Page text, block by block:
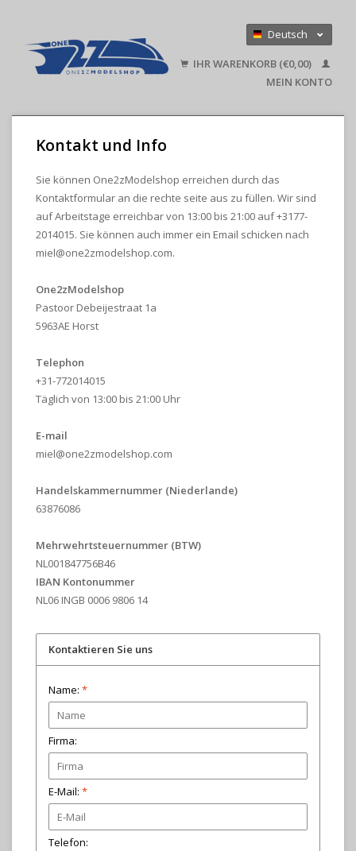
Deutsch
English
IHR WARENKORB (€0,00)
MEIN KONTO
Kontakt und Info
Sie können One2zModelshop erreichen durch das
Kontaktformular an die rechte seite aus zu füllen. Wir sind
auf Arbeitstage erreichbar von 13:00 bis 21:00 auf +3177-
2014015. Sie können auch immer ein Email schicken nach
miel@one2zmodelshop.com.
One2zModelshop
Pastoor Debeijestraat 1a
5963AE Horst
Telephon
+31-772014015
Täglich von 13:00 bis 21:00 Uhr
E-mail
miel@one2zmodelshop.com
Handelskammernummer (Niederlande)
63876086
Mehrwehrtsteuernummer (BTW)
NL001847756B46
IBAN Kontonummer
NL06 INGB 0006 9806 14
Kontaktieren Sie uns
Name: *
Firma:
E-Mail: *
Telefon: